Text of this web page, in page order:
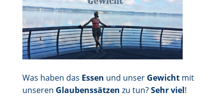
Was haben das Essen und unser Gewichtmit
unseren Glaubenssätzen zu tun?Sehr viel!